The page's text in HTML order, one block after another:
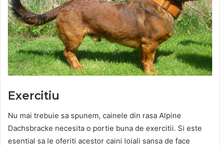
Exercitiu
Nu mai trebuie sa spunem, cainele din rasa Alpine
Dachsbracke necesita o portie buna de exercitii. Si este
esential sa le oferiti acestor caini loiali sansa de face